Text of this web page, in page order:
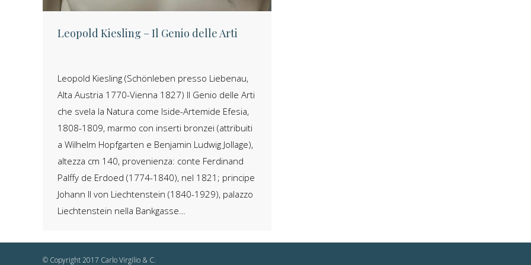
Leopold Kiesling – Il Genio delle Arti
Leopold Kiesling (Schönleben presso Liebenau,
Alta Austria 1770-Vienna 1827) Il Genio delle Arti
che svela la Natura come Iside-Artemide Efesia,
1808-1809, marmo con inserti bronzei (attribuiti
a Wilhelm Hopfgarten e Benjamin Ludwig Jollage),
altezza cm 140, provenienza: conte Ferdinand
Palffy de Erdoed (1774-1840), nel 1821; principe
Johann II von Liechtenstein (1840-1929), palazzo
Liechtenstein nella Bankgasse…
© Copyright 2017 Carlo Virgilio & C.